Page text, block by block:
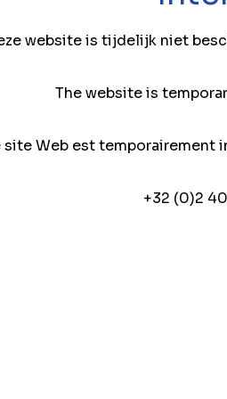
website is tijdelijk niet
The website is
site Web est temporairement
+32 (0)2